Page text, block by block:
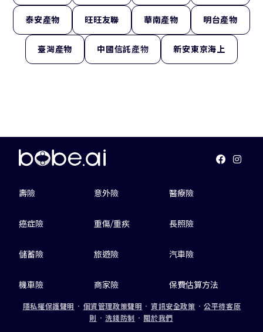
泰安產物 旺旺友聯 華南產物 明台產物
臺灣產物 中國信託產物 新安東京海上
壽險 意外險 醫療險
癌症險 重傷/重疾 長照險
儲蓄險 旅遊險 汽車險
機車險 商家險 保費估算方法
隱私權保護聲明 ． 個資管理政策聲明 ． 資訊安全政策 ． 公平待客原
則
． 洗錢防制 ． 關於我們